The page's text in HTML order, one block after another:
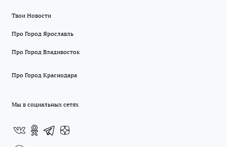
Твои Новости
Про Город Ярославль
Про Город Владивосток
Про Город Краснодара
Мы в социальных сетях